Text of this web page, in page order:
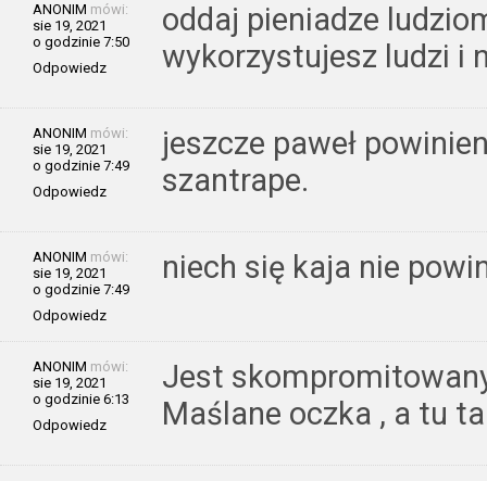
ANONIM mówi:
sie 19, 2021
o godzinie 7:50
Odpowiedz
oddaj pieniadze
wykorzystujesz ludzi i
ANONIM mówi:
sie 19, 2021
o godzinie 7:49
Odpowiedz
jeszcze paweł
szantrape.
ANONIM mówi:
sie 19, 2021
o godzinie 7:49
Odpowiedz
niech się kaja nie
ANONIM mówi:
sie 19, 2021
o godzinie 6:13
Odpowiedz
Jest
Maślane oczka , a tu